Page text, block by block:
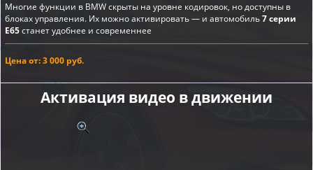
Многие функции в BMW скрыты на уровне кодировок, но доступны в
блоках управления. Их можно активировать — и автомобиль7 серии
E65станет удобнее и современнее
Цена от: 3 000 руб.
Активация видео в движении